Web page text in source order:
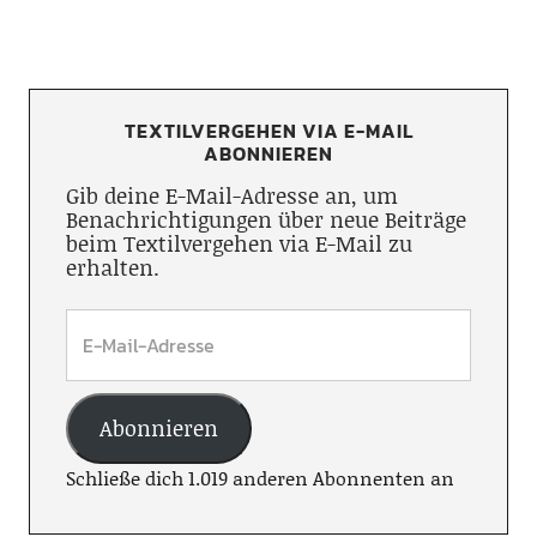
TEXTILVERGEHEN VIA E-MAIL
ABONNIEREN
Gib deine E-Mail-Adresse an, um
Benachrichtigungen über neue Beiträge
beim Textilvergehen via E-Mail zu
erhalten.
Abonnieren
Schließe dich 1.019 anderen Abonnenten an